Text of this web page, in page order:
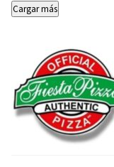
Cargar más